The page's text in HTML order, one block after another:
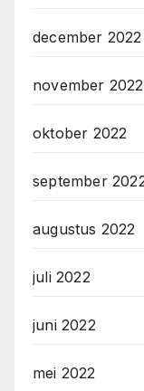
december 2022
november 2022
oktober 2022
september
augustus 2022
juli 2022
juni 2022
mei 2022